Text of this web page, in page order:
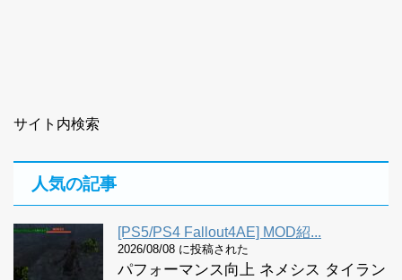
サイト内検索
人気の記事
[PS5/PS4 Fallout4AE] MOD紹...
2026/08/08 に投稿された
パフォーマンス向上 ネメシス タイラン